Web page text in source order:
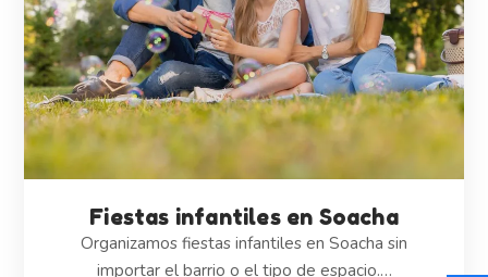
Fiestas infantiles en Soacha
Organizamos fiestas infantiles en Soacha sin
importar el barrio o el tipo de espacio.…